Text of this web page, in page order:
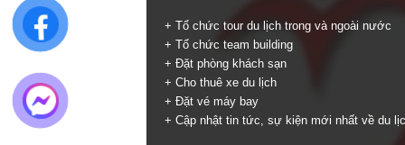
+ Tổ chức tour du lịch trong và ngoài nước
+ Tổ chức team building
+ Đặt phòng khách sạn
+ Cho thuê xe du lịch
+ Đặt vé máy bay
+ Cập nhật tin tức, sự kiện mới nhất về du